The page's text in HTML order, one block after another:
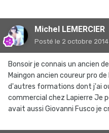
Michel LEMERCIER
Posté le 2 octobre 2014
Bonsoir je connais un ancien
Maingon ancien coureur pro
d'autres formations dont j'ai
commercial chez Lapierre Je
avait aussi Giovanni Fusco je